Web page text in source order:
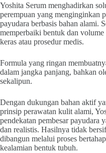
Yoshita Serum menghadirkan
perempuan yang menginginkan
payudara berbasis bahan alami.
memperbaiki bentuk dan
keras atau prosedur medis.
Formula yang ringan
dalam jangka panjang, bahkan
sekalipun.
Dengan dukungan bahan aktif
prinsip perawatan kulit alami,
pendekatan pembesar payudara
dan realistis. Hasilnya tidak
dibangun melalui proses
kealamian bentuk tubuh.